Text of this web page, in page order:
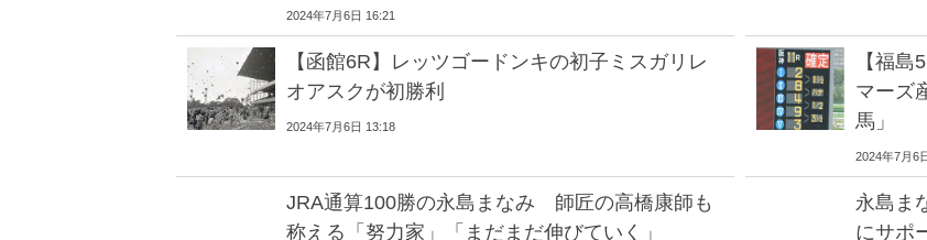
2024年7月6日 16:21
【函館6R】レッツゴードンキの初子ミスガリレ
オアスクが初勝利
2024年7月6日 13:18
【福
マーズ
馬」
2024年7月6
JRA通算100勝の永島まなみ 師匠の高橋康師も
称える「努力家」「まだまだ伸びていく」
永島ま
にサポ